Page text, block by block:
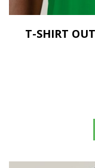
T-SHIRT